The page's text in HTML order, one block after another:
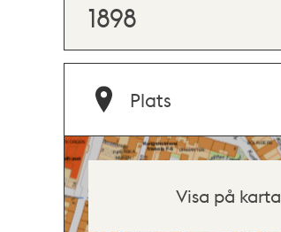
1898
Plats
Visa på karta